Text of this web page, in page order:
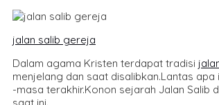
jalan salib gereja
Dalam agama Kristen terdapat tradisi
menjelang dan saat disalibkan.Lantas apa
-masa terakhir.Konon sejarah Jalan Salib
saat ini.